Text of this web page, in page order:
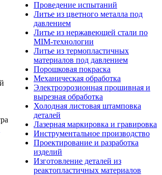
Проведение испытаний
Литье из цветного металла под
давлением
Литье из нержавеющей стали по
MIM-технологии
Литье из термопластичных
материалов под давлением
Порошковая покраска
Механическая обработка
Электроэрозионная прошивная и
вырезная обработка
Холодная листовая штамповка
деталей
Лазерная маркировка и гравировка
Инструментальное производство
Проектирование и разработка
изделий
Изготовление деталей из
реактопластичных материалов